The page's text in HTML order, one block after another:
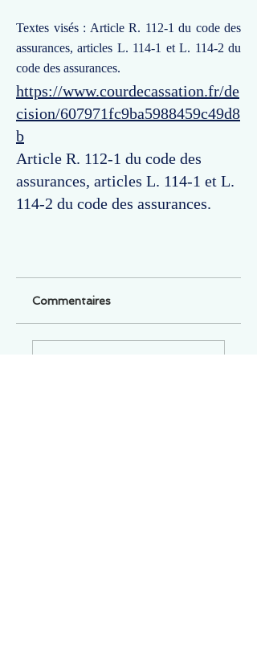
Textes visés : Article R. 112-1 du code des
assurances, articles L. 114-1 et L. 114-2 du
code des assurances.
https://www.courdecassation.fr/de
cision/607971fc9ba5988459c49d8
b
Article R. 112-1 du code des
assurances, articles L. 114-1 et L.
114-2 du code des assurances.
Commentaires